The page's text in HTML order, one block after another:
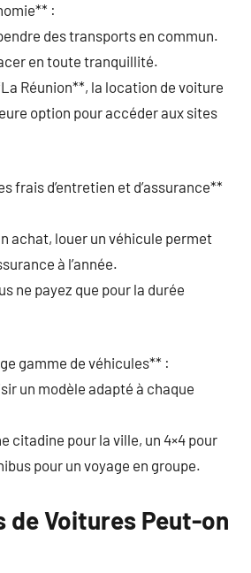
:
des transports en commun.
en toute tranquillité.
Réunion**, la location de voiture
option pour accéder aux sites
frais d’entretien et d’assurance**
achat, louer un véhicule permet
à l’année.
ne payez que pour la durée
gamme de véhicules** :
un modèle adapté à chaque
citadine pour la ville, un 4×4 pour
pour un voyage en groupe.
de Voitures Peut-on